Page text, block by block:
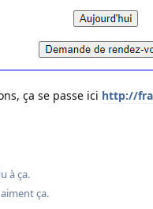
ça se passe ici http://
à ça.
aiment ça.